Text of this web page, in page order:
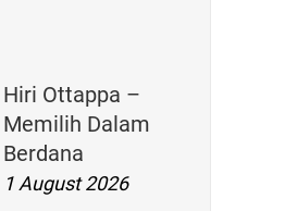
Hiri Ottappa –
Memilih Dalam
Berdana
1 August 2026